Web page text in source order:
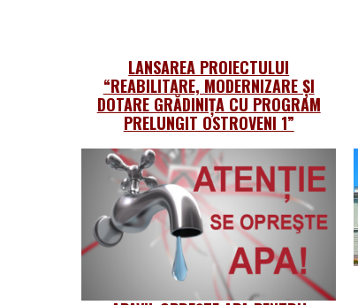
LANSAREA PROIECTULUI
“REABILITARE, MODERNIZARE ȘI
DOTARE GRĂDINIȚA CU PROGRAM
PRELUNGIT OSTROVENI 1”